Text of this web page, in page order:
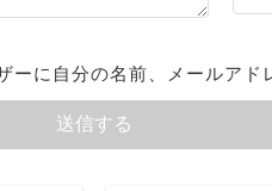
に自分の名前、メールアド